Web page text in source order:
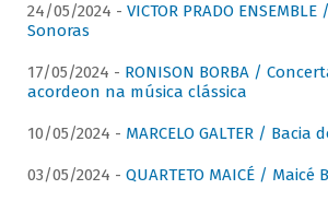
24/05/2024 - VICTOR PRADO
Sonoras
17/05/2024 - RONISON BORBA /
acordeon na música clássica
10/05/2024 - MARCELO GALTER / Bacia
03/05/2024 - QUARTETO MAICÉ / Maicé